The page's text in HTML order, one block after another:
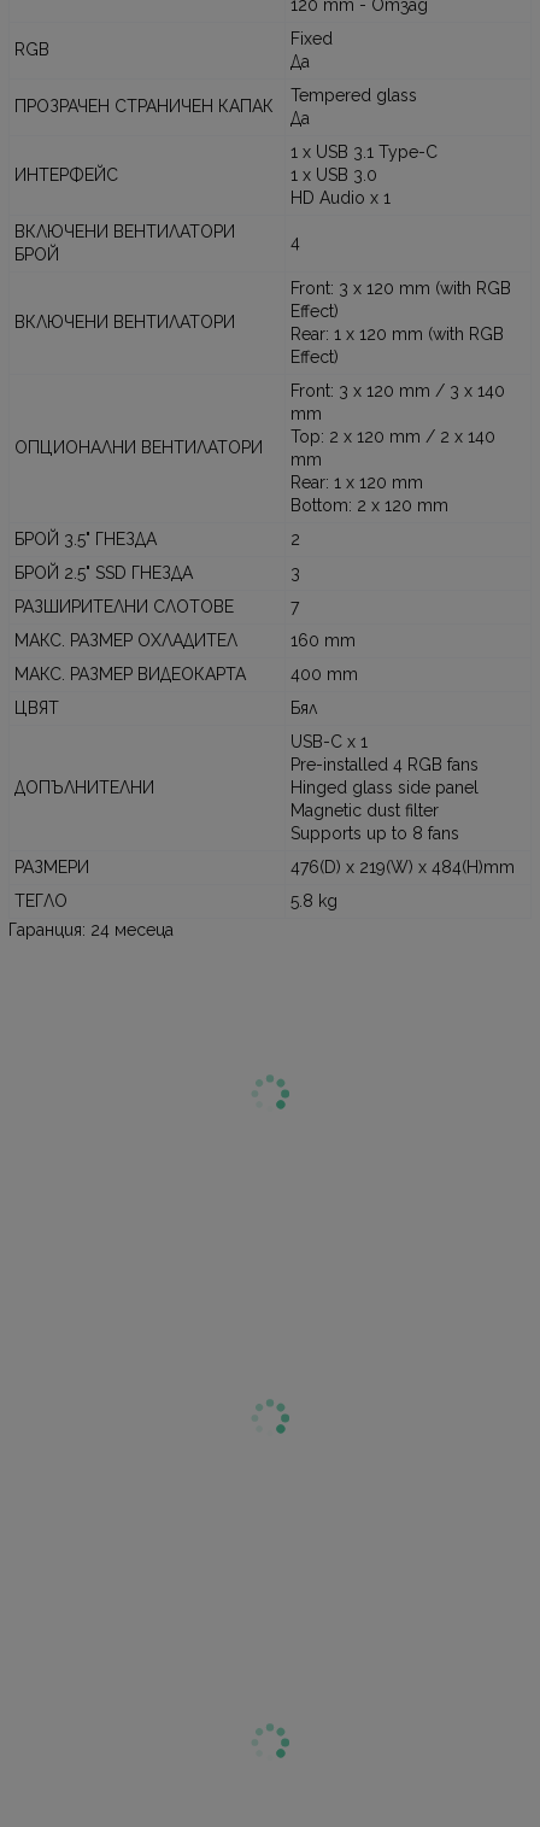
120 mm - Отзад
RGB
Fixed
Да
ПРОЗРАЧЕН СТРАНИЧЕН КАПАК
Tempered glass
Да
ИНТЕРФЕЙС
1 x USB 3.1 Type-C
1 x USB 3.0
HD Audio x 1
ВКЛЮЧЕНИ ВЕНТИЛАТОРИ
БРОЙ
4
ВКЛЮЧЕНИ ВЕНТИЛАТОРИ
Front: 3 x 120 mm (with RGB
Effect)
Rear: 1 x 120 mm (with RGB
Effect)
ОПЦИОНАЛНИ ВЕНТИЛАТОРИ
Front: 3 x 120 mm / 3 x 140
mm
Top: 2 x 120 mm / 2 x 140
mm
Rear: 1 x 120 mm
Bottom: 2 x 120 mm
БРОЙ 3.5" ГНЕЗДА
2
БРОЙ 2.5" SSD ГНЕЗДА
3
РАЗШИРИТЕЛНИ СЛОТОВЕ
7
МАКС. РАЗМЕР ОХЛАДИТЕЛ
160 mm
МАКС. РАЗМЕР ВИДЕОКАРТА
400 mm
ЦВЯТ
Бял
ДОПЪЛНИТЕЛНИ
USB-C x 1
Pre-installed 4 RGB fans
Hinged glass side panel
Magnetic dust filter
Supports up to 8 fans
РАЗМЕРИ
476(D) x 219(W) x 484(H)mm
ТЕГЛО
5.8 kg
Гаранция: 24 месеца